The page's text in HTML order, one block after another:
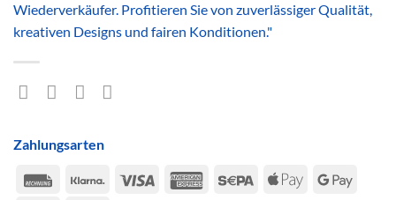
Wiederverkäufer. Profitieren Sie von zuverlässiger Qualität,
kreativen Designs und fairen Konditionen."
Zahlungsarten
Rechung
Klarna Visa
American Sepa
Apple
Google